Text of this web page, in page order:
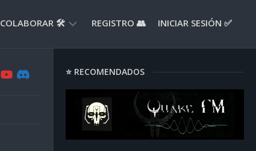
COLABORAR 🛠️
APORTE
REGISTRO 👥 INICIAR SESIÓN ✅
⭐ RECOMENDADOS